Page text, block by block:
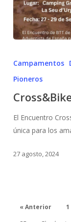
Campamentos
Pioneros
El Encuentro
única para los
27 agosto, 2024
« Anterior 1